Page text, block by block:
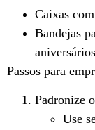
Caixas
Bandejas
Passos para
Padronize
Use